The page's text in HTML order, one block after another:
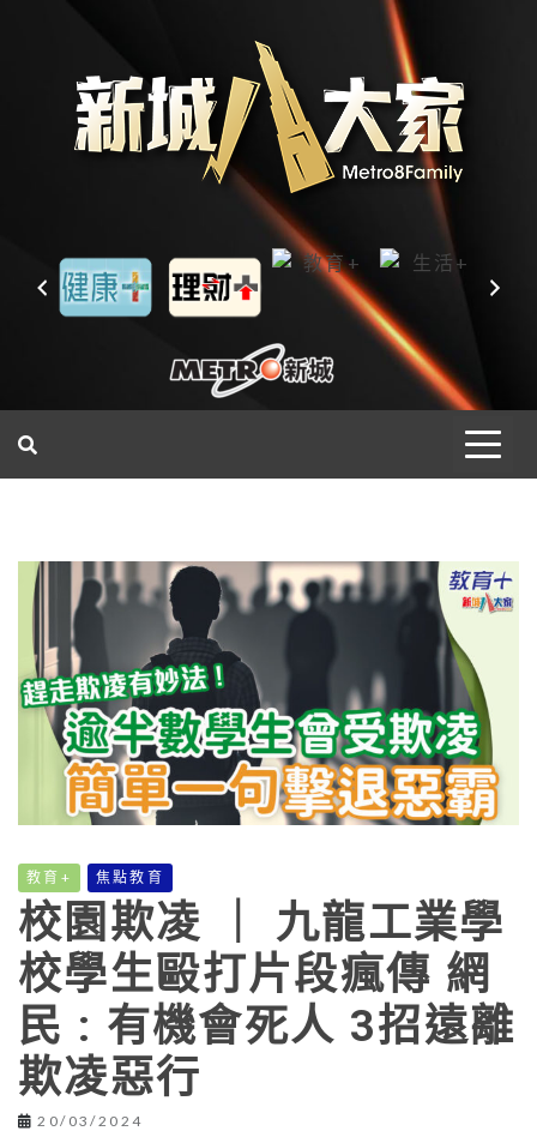
教育+ 焦點教育
校園欺凌 ｜ 九龍工業學
校學生毆打片段瘋傳 網
民 : 有機會死人 3招遠離
欺凌惡行
20/03/2024